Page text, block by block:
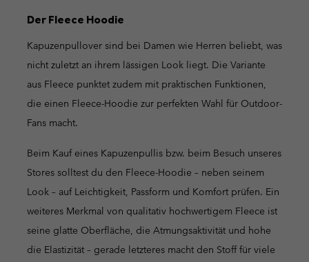
Der Fleece Hoodie
Kapuzenpullover sind bei Damen wie Herren beliebt, was
nicht zuletzt an ihrem lässigen Look liegt. Die Variante
aus Fleece punktet zudem mit praktischen Funktionen,
die einen Fleece-Hoodie zur perfekten Wahl für Outdoor-
Fans macht.
Beim Kauf eines Kapuzenpullis bzw. beim Besuch unseres
Stores solltest du den Fleece-Hoodie – neben seinem
Look – auf Leichtigkeit, Passform und Komfort prüfen. Ein
weiteres Merkmal von qualitativ hochwertigem Fleece ist
seine glatte Oberfläche, die Atmungsaktivität und hohe
die Elastizität – gerade letzteres macht den Stoff für viele